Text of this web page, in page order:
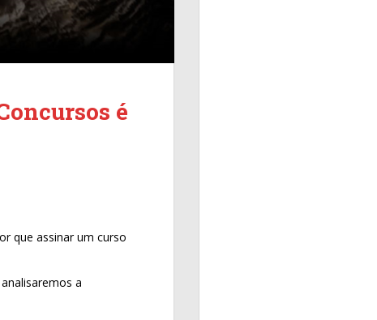
é
que assinar um curso
a